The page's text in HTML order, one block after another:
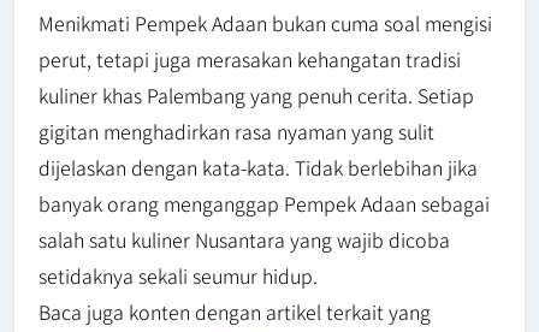
Menikmati Pempek Adaan bukan cuma soal mengisi
perut, tetapi juga merasakan kehangatan tradisi
kuliner khas Palembang yang penuh cerita. Setiap
gigitan menghadirkan rasa nyaman yang sulit
dijelaskan dengan kata-kata. Tidak berlebihan jika
banyak orang menganggap Pempek Adaan sebagai
salah satu kuliner Nusantara yang wajib dicoba
setidaknya sekali seumur hidup.
Baca juga konten dengan artikel terkait yang